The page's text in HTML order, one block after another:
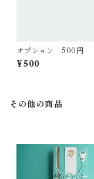
オプション 500円
¥500
その他の商品